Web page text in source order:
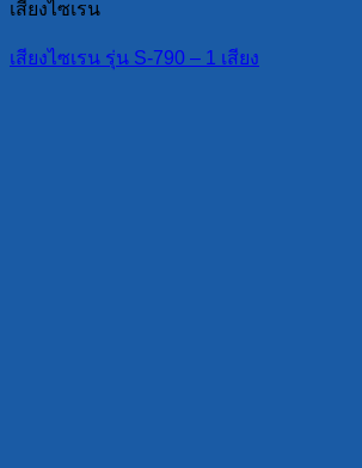
เสียงไซเรน
เสียงไซเรน รุ่น S-790 – 1 เสียง